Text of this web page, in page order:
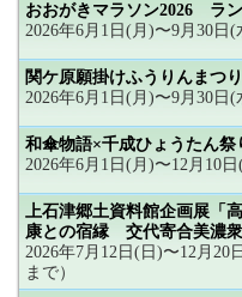
おおがきマラソン2026 ラ
2026年6月1日(月)〜9月30
関ケ原願掛けふうりんまつ
2026年6月1日(月)〜9月30日(
和傘物語×千成ひょうたん祭
2026年6月1日(月)〜12月10
上石津郷土資料館企画展「
康との宿縁 交代寄合美濃衆
2026年7月12日(日)〜12月20
まで）